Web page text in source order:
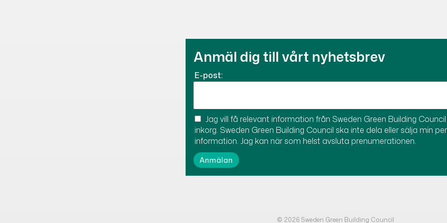
Anmäl dig till vårt nyhetsbrev
E-post:
Jag vill få relevant information från Sweden Green Building
inkorg. Sweden Green Building Council ska inte dela eller sälja min
information. Jag kan när som helst avsluta prenumerationen.
© 2026 Sweden Green Building Council